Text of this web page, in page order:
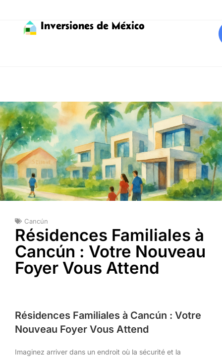
Inversiones de México
Cancún
Résidences Familiales à
Cancún : Votre Nouveau
Foyer Vous Attend
Résidences Familiales à Cancún : Votre
Nouveau Foyer Vous Attend
Imaginez arriver dans un endroit où la sécurité et la